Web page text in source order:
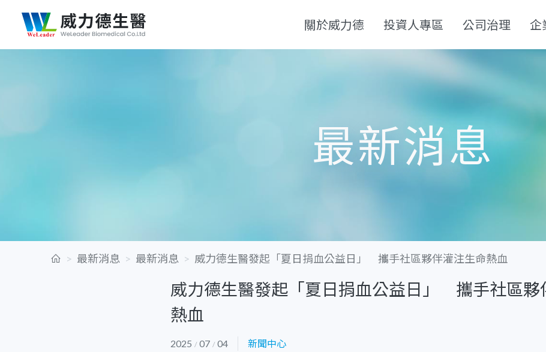
關於威力德 投資人專區 公司治理 企
最新消息
最新消息 最新消息 威力德生醫發起「夏日捐血公益日」 攜手社區夥伴灌注生命熱血
威力德生醫發起「夏日捐血公益日」 攜手社區夥
熱血
2025 / 07 / 04 新聞中心